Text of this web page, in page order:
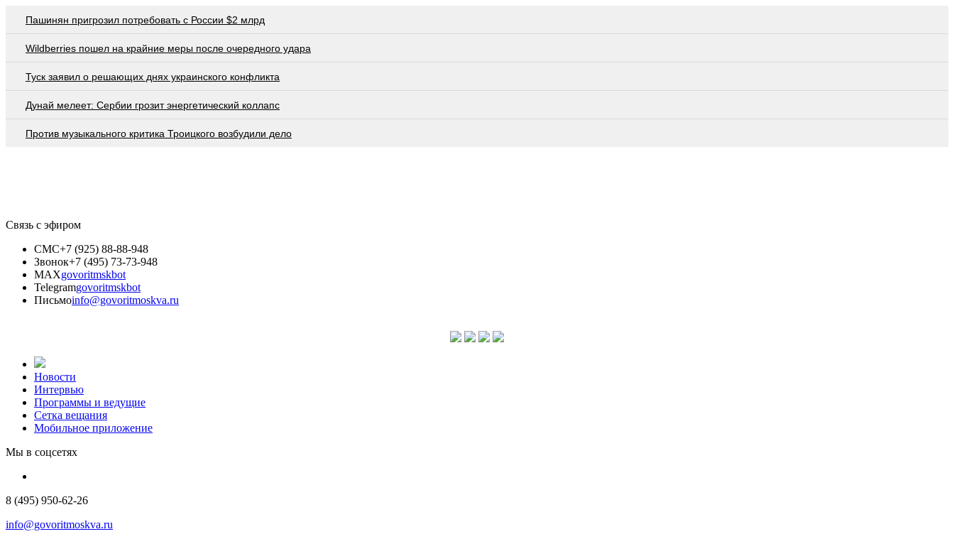
Пашинян пригрозил потребовать c России $2 млрд
Wildberries пошел на крайние меры после очередного удара
Туск заявил о решающих днях украинского конфликта
Дунай мелеет: Сербии грозит энергетический коллапс
Против музыкального критика Троицкого возбудили дело
Связь с эфиром
СМС+7 (925) 88-88-948
Звонок+7 (495) 73-73-948
MAXgovoritmskbot
Telegramgovoritmskbot
Письмоinfo@govoritmoskva.ru
Новости
Интервью
Программы и ведущие
Сетка вещания
Мобильное приложение
Мы в соцсетях
8 (495) 950-62-26
info@govoritmoskva.ru